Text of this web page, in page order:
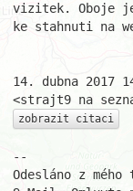
vizitek. Oboje
ke stahnuti na
14. dubna 2017
zobrazit citaci
--
Odesláno z